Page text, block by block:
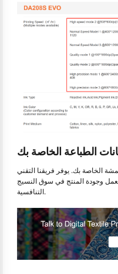
الطباعة الخاصة بك
الخاصة بك. يوفر فريقنا التقني
وجودة المنتج في سوق النسيج
التنافسية.